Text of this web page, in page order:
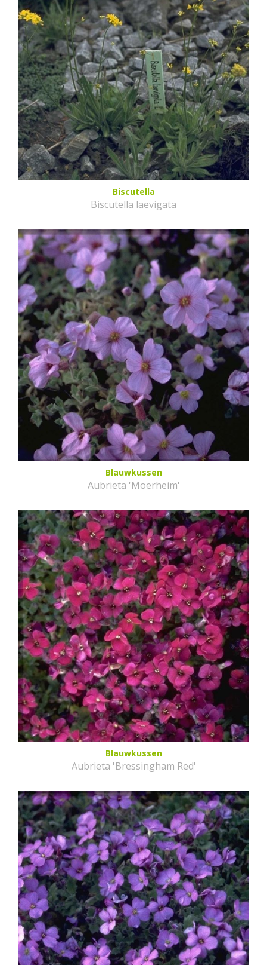
Biscutella
Biscutella laevigata
Blauwkussen
Aubrieta 'Moerheim'
Blauwkussen
Aubrieta 'Bressingham Red'